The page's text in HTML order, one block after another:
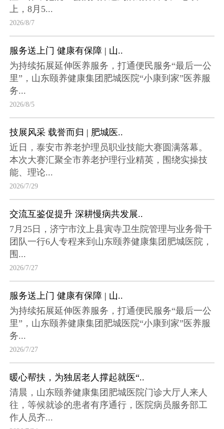
上，8月5...
2026/8/7
服务送上门 健康有保障 | 山..
为持续拓展延伸医养服务，打通便民服务“最后一公
里”，山东颐养健康集团肥城医院“小康到家”医养服
务...
2026/8/5
技展风采 载誉而归 | 肥城医..
近日，泰安市养老护理员职业技能大赛圆满落幕。
本次大赛汇聚全市养老护理行业精英，围绕实操技
能、理论...
2026/7/29
交流互鉴促提升 深耕慢病共发展..
7月25日，济宁市汶上县寅寺卫生院管理与业务骨干
团队一行6人专程来到山东颐养健康集团肥城医院，
围...
2026/7/27
服务送上门 健康有保障 | 山..
为持续拓展延伸医养服务，打通便民服务“最后一公
里”，山东颐养健康集团肥城医院“小康到家”医养服
务...
2026/7/27
暖心帮扶，为独居老人撑起就医“..
清晨，山东颐养健康集团肥城医院门诊大厅人来人
往，等候就诊的患者有序通行，医院病员服务部工
作人员齐...